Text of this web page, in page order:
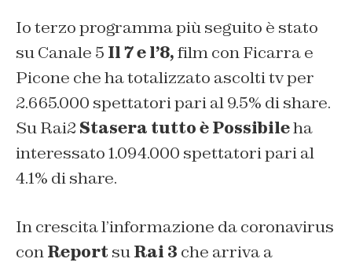
Io terzo programma più seguito è stato
su Canale 5 Il 7 e l’8,film con Ficarra e
Picone che ha totalizzato ascolti tv per
2.665.000 spettatori pari al 9.5% di share.
Su Rai2 Stasera tutto è Possibileha
interessato 1.094.000 spettatori pari al
4.1% di share.
In crescita l’informazione da coronavirus
conReport suRai 3 che arriva a